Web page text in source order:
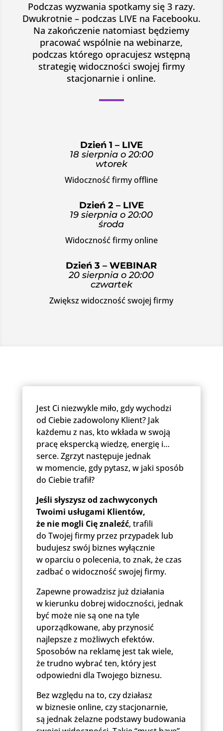
Podczas wyzwania spotkamy się 3 razy.
Dwukrotnie – podczas LIVE na Facebooku.
Na zakończenie natomiast będziemy
pracować wspólnie na webinarze,
podczas którego opracujesz wstępną
strategię widoczności swojej firmy
stacjonarnie i online.
Dzień 1 – LIVE
18 sierpnia o 20:00
wtorek
Widoczność firmy offline
Dzień 2 – LIVE
19 sierpnia o 20:00
środa
Widoczność firmy online
Dzień 3 – WEBINAR
20 sierpnia o 20:00
czwartek
Zwiększ widoczność swojej firmy
Jest Ci niezwykle miło, gdy wychodzi
od Ciebie zadowolony Klient? Jak
każdemu z nas, kto wkłada w swoją
pracę ekspercką wiedzę, energię i…
serce. Zgrzyt następuje jednak
w momencie, gdy pytasz, w jaki sposób
do Ciebie trafił?
Jeśli słyszysz od zachwyconych
Twoimi usługami Klientów,
że nie mogli Cię znaleźć, trafili
do Twojej firmy przez przypadek lub
budujesz swój biznes wyłącznie
w oparciu o polecenia, to znak, że czas
zadbać o widoczność swojej firmy.
Zapewne prowadzisz już działania
w kierunku dobrej widoczności, jednak
być może nie są one na tyle
uporządkowane, aby przynosić
najlepsze z możliwych efektów.
Sposobów na reklamę jest tak wiele,
że trudno wybrać ten, który jest
odpowiedni dla Twojego biznesu.
Bez względu na to, czy działasz
w biznesie online, czy stacjonarnie,
są jednak żelazne podstawy budowania